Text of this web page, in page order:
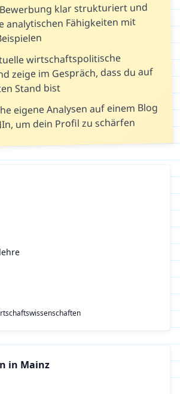
klar strukturiert und
analytischen Fähigkeiten mit
wirtschaftspolitische
zeige im Gespräch, dass du auf
Stand bist
eigene Analysen auf einem Blog
um dein Profil zu schärfen
in Mainz